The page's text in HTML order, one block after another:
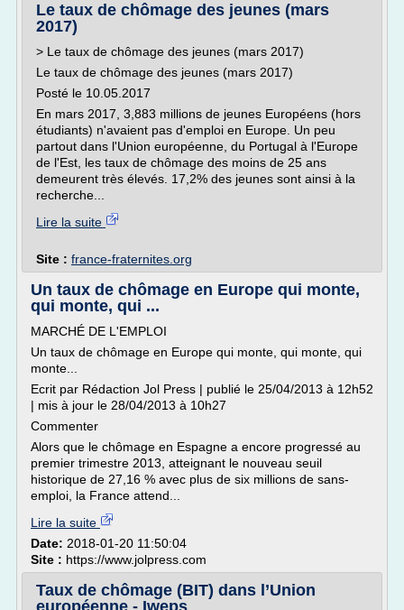
Le taux de chômage des jeunes (mars
2017)
> Le taux de chômage des jeunes (mars 2017)
Le taux de chômage des jeunes (mars 2017)
Posté le 10.05.2017
En mars 2017, 3,883 millions de jeunes Européens (hors
étudiants) n'avaient pas d'emploi en Europe. Un peu
partout dans l'Union européenne, du Portugal à l'Europe
de l'Est, les taux de chômage des moins de 25 ans
demeurent très élevés. 17,2% des jeunes sont ainsi à la
recherche...
Lire la suite
Site : france-fraternites.org
Un taux de chômage en Europe qui monte,
qui monte, qui ...
MARCHÉ DE L'EMPLOI
Un taux de chômage en Europe qui monte, qui monte, qui
monte...
Ecrit par Rédaction Jol Press | publié le 25/04/2013 à 12h52
| mis à jour le 28/04/2013 à 10h27
Commenter
Alors que le chômage en Espagne a encore progressé au
premier trimestre 2013, atteignant le nouveau seuil
historique de 27,16 % avec plus de six millions de sans-
emploi, la France attend...
Lire la suite
Date: 2018-01-20 11:50:04
Site : https://www.jolpress.com
Taux de chômage (BIT) dans l’Union
européenne - Iweps